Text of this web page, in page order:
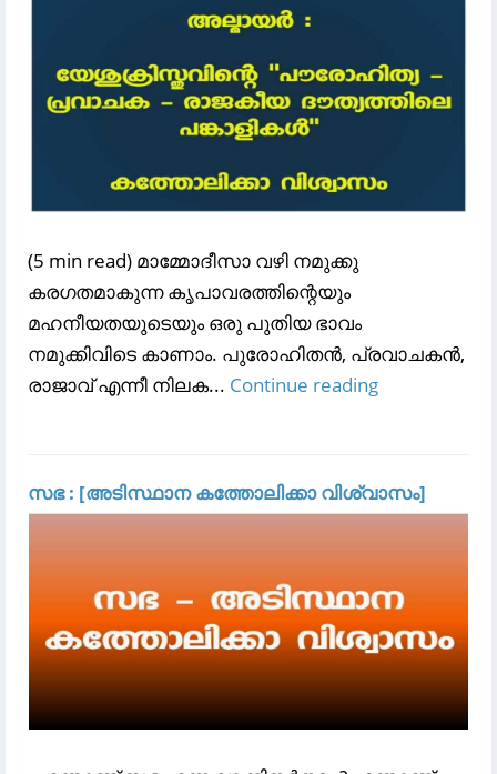
(5 min read) മാമ്മോദീസാ വഴി നമുക്കു
കരഗതമാകുന്ന കൃപാവരത്തിന്റെയും
മഹനീയതയുടെയും ഒരു പുതിയ ഭാവം
നമുക്കിവിടെ കാണാം. പുരോഹിതൻ, പ്രവാചകൻ,
രാജാവ് എന്നീ നിലക... Continue reading
സഭ : [അടിസ്ഥാന കത്തോലിക്കാ വിശ്വാസം]